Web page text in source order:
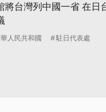
將台灣列中國一省 在日
人民共和國
駐日代表處